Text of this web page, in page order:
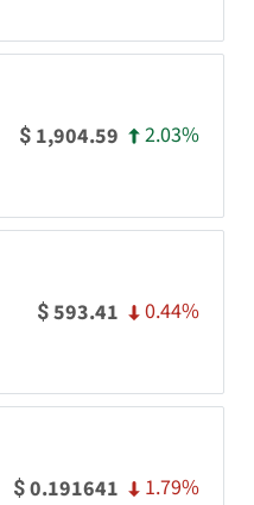
$ 1,904.59 2.03%
$593.41 0.44%
$0.191641 1.79%